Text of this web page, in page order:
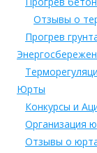
Отзывы о
Прогрев
Юрты
Конкурсы и
Организация
Отзывы о